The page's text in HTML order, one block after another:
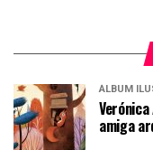
ÁLBUM
amiga